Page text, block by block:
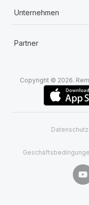
Unternehmen
Partner
Copyright © 2026.